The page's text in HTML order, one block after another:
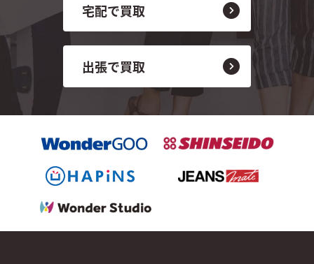
宅配で買取
出張で買取